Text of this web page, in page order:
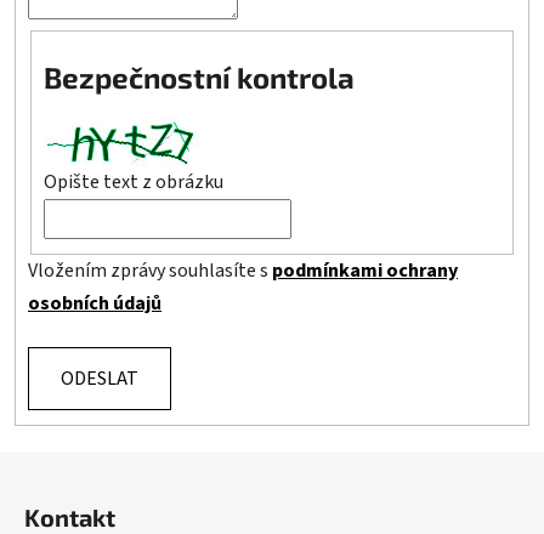
Bezpečnostní kontrola
Opište text z obrázku
Vložením zprávy souhlasíte s podmínkami ochrany
osobních údajů
ODESLAT
Kontakt